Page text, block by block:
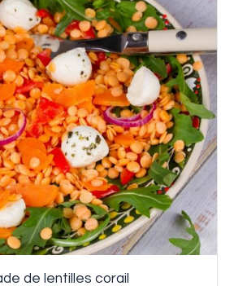
de lentilles corail